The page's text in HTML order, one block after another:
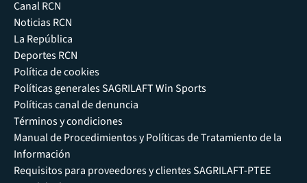
Canal RCN
Noticias RCN
La República
Deportes RCN
Política de cookies
Políticas generales SAGRILAFT Win Sports
Políticas canal de denuncia
Términos y condiciones
Manual de Procedimientos y Políticas de Tratamiento de la
Información
Requisitos para proveedores y clientes SAGRILAFT-PTEE